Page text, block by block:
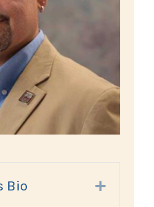
Bio Expand